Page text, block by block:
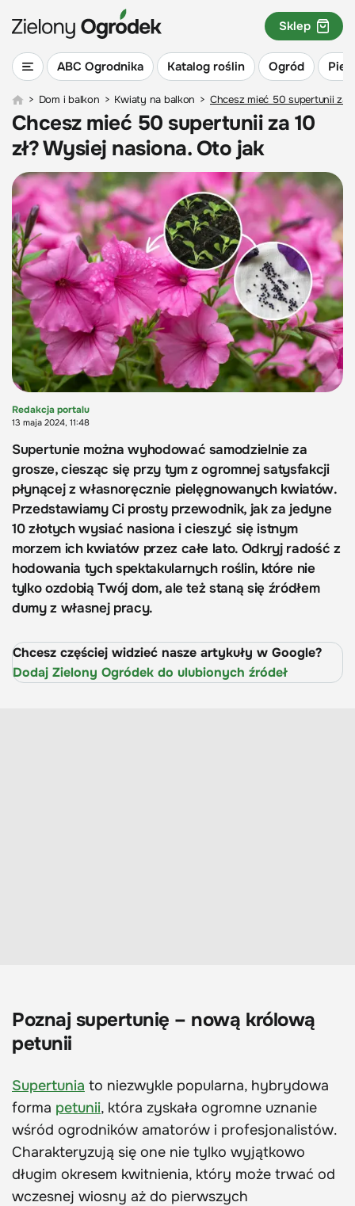
ABC Ogrodnika Katalog roślin Ogród
Sklep
> Dom i balkon > Kwiaty na balkon > Chcesz mieć 50 supertunii za
Chcesz mieć 50 supertunii za 10
zł? Wysiej nasiona. Oto jak
Redakcja portalu
13 maja 2024, 11:48
Supertunie można wyhodować samodzielnie za
grosze, ciesząc się przy tym z ogromnej satysfakcji
płynącej z własnoręcznie pielęgnowanych kwiatów.
Przedstawiamy Ci prosty przewodnik, jak za jedyne
10 złotych wysiać nasiona i cieszyć się istnym
morzem ich kwiatów przez całe lato. Odkryj radość z
hodowania tych spektakularnych roślin, które nie
tylko ozdobią Twój dom, ale też staną się źródłem
dumy z własnej pracy.
Chcesz częściej widzieć nasze artykuły w Google?
Dodaj Zielony Ogródek do ulubionych źródeł
Poznaj supertunię – nową królową
petunii
Supertunia to niezwykle popularna, hybrydowa
forma petunii, która zyskała ogromne uznanie
wśród ogrodników amatorów i profesjonalistów.
Charakteryzują się one nie tylko wyjątkowo
długim okresem kwitnienia, który może trwać od
wczesnej wiosny aż do pierwszych